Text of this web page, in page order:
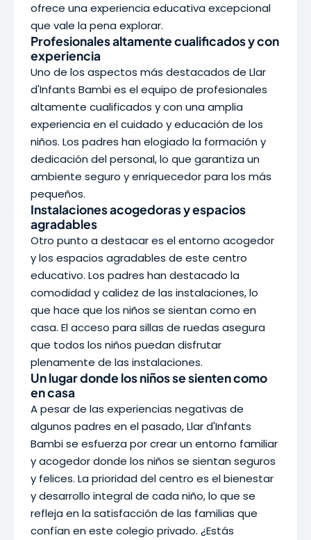
ofrece una experiencia educativa excepcional
que vale la pena explorar.
Profesionales altamente cualificados y con
experiencia
Uno de los aspectos más destacados de Llar
d'Infants Bambi es el equipo de profesionales
altamente cualificados y con una amplia
experiencia en el cuidado y educación de los
niños. Los padres han elogiado la formación y
dedicación del personal, lo que garantiza un
ambiente seguro y enriquecedor para los más
pequeños.
Instalaciones acogedoras y espacios
agradables
Otro punto a destacar es el entorno acogedor
y los espacios agradables de este centro
educativo. Los padres han destacado la
comodidad y calidez de las instalaciones, lo
que hace que los niños se sientan como en
casa. El acceso para sillas de ruedas asegura
que todos los niños puedan disfrutar
plenamente de las instalaciones.
Un lugar donde los niños se sienten como
en casa
A pesar de las experiencias negativas de
algunos padres en el pasado, Llar d'Infants
Bambi se esfuerza por crear un entorno familiar
y acogedor donde los niños se sientan seguros
y felices. La prioridad del centro es el bienestar
y desarrollo integral de cada niño, lo que se
refleja en la satisfacción de las familias que
confían en este colegio privado. ¿Estás